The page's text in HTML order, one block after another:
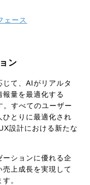
ェース
ン
て、AIがリアルタ
量を最適化する
。すべてのユーザー
ひとりに最適化され
設計における新たな
ションに優れる企
上成長を実現して
。